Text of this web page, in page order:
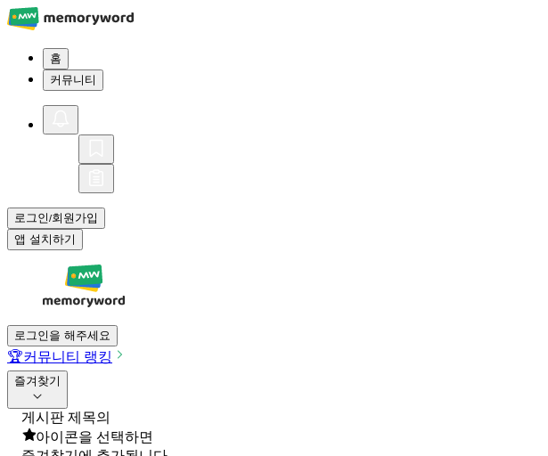
홈
커뮤니티
로그인/회원가입
앱 설치하기
로그인을 해주세요
🏆커뮤니티 랭킹
즐겨찾기
게시판 제목의
아이콘을 선택하면